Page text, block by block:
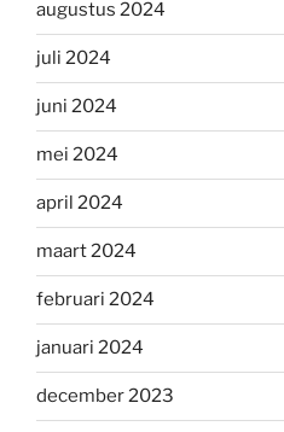
augustus 2024
juli 2024
juni 2024
mei 2024
april 2024
maart 2024
februari 2024
januari 2024
december 2023